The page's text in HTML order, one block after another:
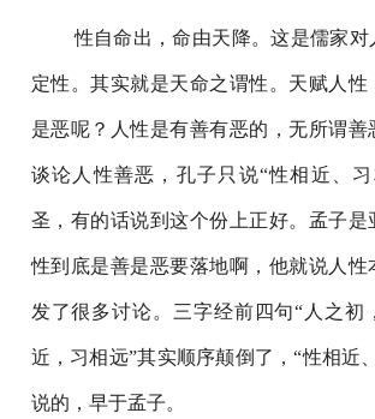
性自命出，命由天降。这是儒家对
定性。其实就是天命之谓性。天赋人性
是恶呢？人性是有善有恶的，无所谓善
谈论人性善恶，孔子只说“性相近、
圣，有的话说到这个份上正好。孟子是
性到底是善是恶要落地啊，他就说人性
发了很多讨论。三字经前四句“人之初
近，习相远”其实顺序颠倒了，“性相近
说的，早于孟子。